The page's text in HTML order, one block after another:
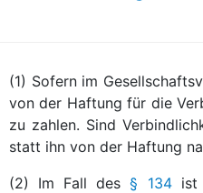
(1) Sofern im
von der Haftung für die
zu zahlen. Sind
statt ihn von der Haftung
(2) Im Fall des§ 134ist